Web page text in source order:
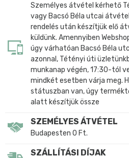
Személyes átvétel kérhető
vagy Bacsó Béla utcai
rendelés után készítjük elő
küldünk. Amennyiben
úgy várhatóan Bacsó Béla
azonnal, Tétényi úti
munkanap végén, 17:30-tól
mindkét esetben várja meg.
státuszban van, úgy
alatt készítjük össze
SZEMÉLYES ÁTVÉTEL
Budapesten 0 Ft.
SZÁLLÍTÁSI DÍJAK